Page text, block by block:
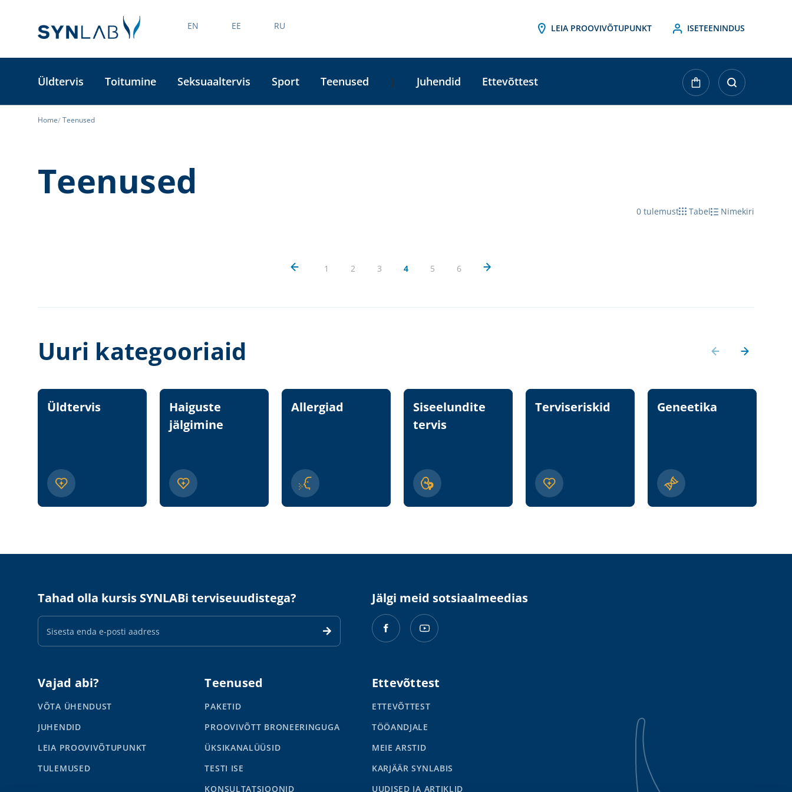
EN EE RU LEIA PROOVIVÕTUPUNKT ISETEENINDUS
Üldtervis Toitumine Seksuaaltervis Sport Teenused | Juhendid Ettevõttest
Home Teenused
Teenused
0 tulemust Tabel Nimekiri
1 2 3 4 5 6
Uuri kategooriaid
Üldtervis
Haiguste
jälgimine
Allergiad
Siseelundite
tervis
Terviseriskid Geneetika
Tahad olla kursis SYNLABi terviseuudistega?
E-
maili
aadress
Jälgi meid sotsiaalmeedias
Vajad abi?
VÕTA ÜHENDUST
JUHENDID
LEIA PROOVIVÕTUPUNKT
TULEMUSED
Teenused
PAKETID
PROOVIVÕTT BRONEERINGUGA
ÜKSIKANALÜÜSID
TESTI ISE
KONSULTATSIOONID
Ettevõttest
ETTEVÕTTEST
TÖÖANDJALE
MEIE ARSTID
KARJÄÄR SYNLABIS
UUDISED JA ARTIKLID